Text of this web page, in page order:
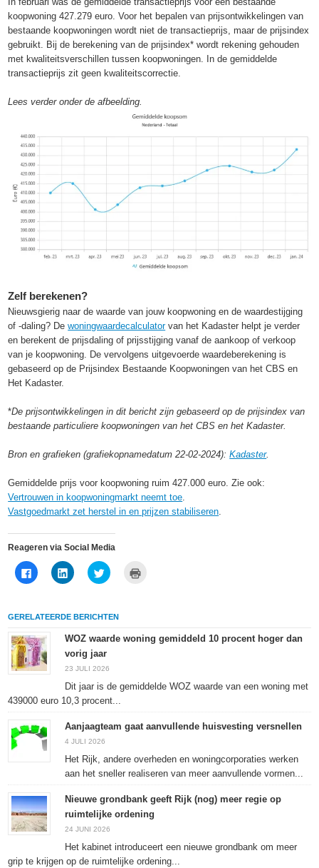
koopwoning 427.279 euro. Voor het bepalen van prijsontwikkelingen van
bestaande koopwoningen wordt niet de transactieprijs, maar de prijsindex
gebruikt. Bij de berekening van de prijsindex* wordt rekening gehouden
met kwaliteitsverschillen tussen koopwoningen. In de gemiddelde
transactieprijs zit geen kwaliteitscorrectie.
Lees verder onder de afbeelding.
Zelf berekenen?
Nieuwsgierig naar de waarde van jouw koopwoning en de waardestijging
of -daling? Dewoningwaardecalculatorvan het Kadaster helpt je verder
en berekent de prijsdaling of prijsstijging vanaf de aankoop of verkoop
van je koopwoning. De vervolgens uitgevoerde waardeberekening is
gebaseerd op de Prijsindex Bestaande Koopwoningen van het CBS en
Het Kadaster.
*De prijsontwikkelingen in dit bericht zijn gebaseerd op de prijsindex van
bestaande particuliere koopwoningen van het CBS en het Kadaster.
Bron en grafieken (grafiekopnamedatum 22-02-2024):Kadaster.
Gemiddelde prijs voor koopwoning ruim 427.000 euro. Zie ook:
Vertrouwen in koopwoningmarkt neemt toe.
Vastgoedmarkt zet herstel in en prijzen stabiliseren.
Reageren via Social Media
Klik
om
Facebook
(Wordt
een
nieuw
venster
geopend)
Klik
om
delen
(Wordt
een
nieuw
venster
geopend)
Klik
om
Twitter
(Wordt
een
venster
geopend)
nieuw
venster
GERELATEERDE BERICHTEN
WOZ waarde woning gemiddeld 10 procent hoger dan
vorig jaar
23 JULI 2026
Dit jaar is de gemiddelde WOZ waarde van een woning met
439000 euro 10,3 procent...
Aanjaagteam gaat aanvullende huisvesting versnellen
4 JULI 2026
Het Rijk, andere overheden en woningcorporaties werken
aan het sneller realiseren van meer aanvullende vormen...
Nieuwe grondbank geeft Rijk (nog) meer regie op
ruimtelijke ordening
24 JUNI 2026
Het kabinet introduceert een nieuwe grondbank om meer
grip te krijgen op de ruimtelijke ordening...